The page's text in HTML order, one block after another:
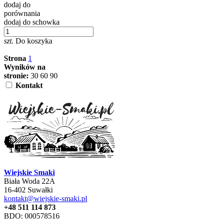
dodaj do
porównania
dodaj do schowka
szt. Do koszyka
Strona 1
Wyników na
stronie: 30 60 90
Kontakt
Wiejskie Smaki
Biała Woda 22A
16-402 Suwałki
kontakt@wiejskie-smaki.pl
+48 511 114 873
BDO: 000578516